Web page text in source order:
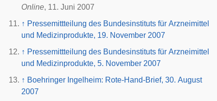
Online, 11. Juni 2007
↑ Pressemittteilung des Bundesinstituts für Arzneimittel
und Medizinprodukte, 19. November 2007
↑ Pressemittteilung des Bundesinstituts für Arzneimittel
und Medizinprodukte, 5. November 2007
↑ Boehringer Ingelheim: Rote-Hand-Brief, 30. August
2007